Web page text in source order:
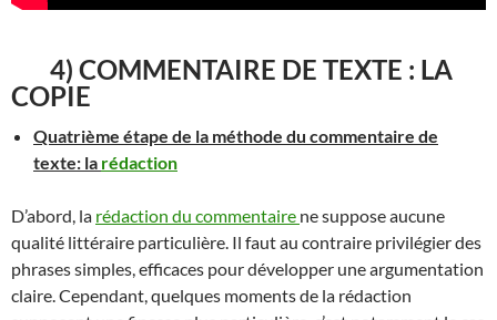
4) COMMENTAIRE DE TEXTE : LA
COPIE
Quatrième étape de la méthode du commentaire de
texte: la rédaction
D’abord, la rédaction du commentaire ne suppose aucune
qualité littéraire particulière. Il faut au contraire privilégier des
phrases simples, efficaces pour développer une argumentation
claire. Cependant, quelques moments de la rédaction